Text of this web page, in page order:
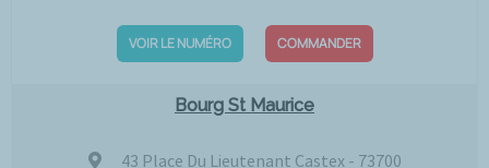
VOIR LE NUMÉRO COMMANDER
Bourg St Maurice
43 Place Du Lieutenant Castex - 73700